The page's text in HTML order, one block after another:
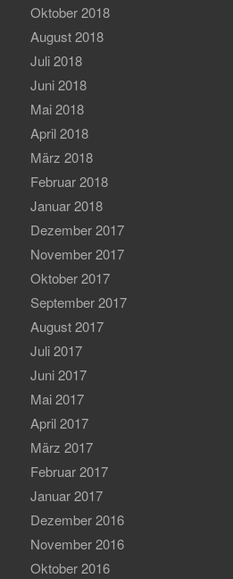
Oktober 2018
August 2018
Juli 2018
Juni 2018
Mai 2018
April 2018
März 2018
Februar 2018
Januar 2018
Dezember 2017
November 2017
Oktober 2017
September 2017
August 2017
Juli 2017
Juni 2017
Mai 2017
April 2017
März 2017
Februar 2017
Januar 2017
Dezember 2016
November 2016
Oktober 2016